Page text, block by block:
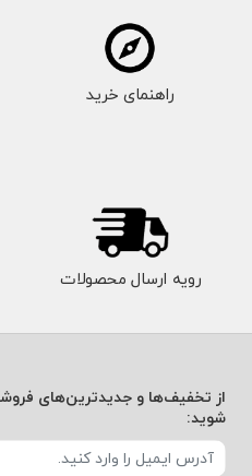
راهنمای خرید
رویه ارسال محصولات
از تخفیف‌ها و جدیدترین‌های
شوید: